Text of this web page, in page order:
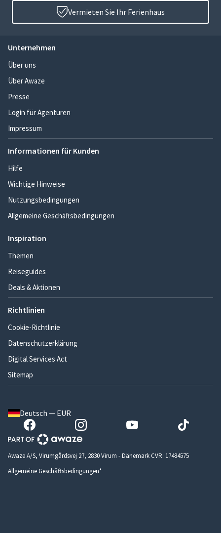
Vermieten Sie Ihr Ferienhaus
Unternehmen
Über uns
Über Awaze
Presse
Login für Agenturen
Impressum
Informationen für Kunden
Hilfe
Wichtige Hinweise
Nutzungsbedingungen
Allgemeine Geschäftsbedingungen
Inspiration
Themen
Reiseguides
Deals & Aktionen
Richtlinien
Cookie-Richtlinie
Datenschutzerklärung
Digital Services Act
Sitemap
Deutsch — EUR
Awaze A/S, Virumgårdsvej 27, 2830 Virum - Dänemark CVR: 17484575
Allgemeine Geschäftsbedingungen*